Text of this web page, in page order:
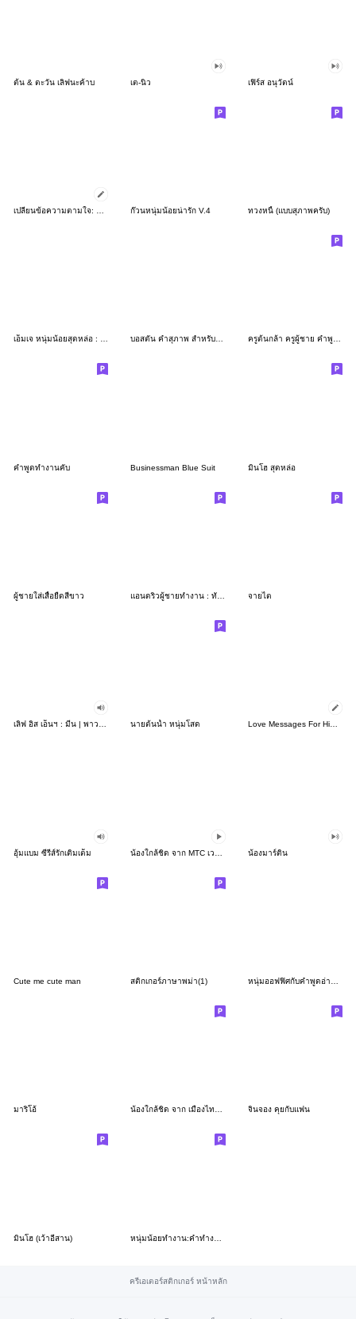
ต้น & ตะวัน เลิฟนะค้าบ เต-นิว เฟิร์ส อนุวัตน์
ก๊วนหนุ่มน้อยน่ารัก V.4 ทวงหนี้ (แบบสุภาพครับ)
เอ็มเจ หนุ่มน้อยสุดหล่อ : ทำงาน บอสตัน คำสุภาพ สำหรับผู้ชาย 3_49 ครูต้นกล้า ครูผู้ชาย คำพูดครูใช้บ่อย
คำพูดทำงานคับ Businessman Blue Suit มินโฮ สุดหล่อ
ผู้ชายใส่เสื้อยืดสีขาว จายไต
เลิฟ อิส เอ็นฯ : มีน | พาวเวอร์แบงค์ นายต้นน้ำ หนุ่มโสด Love Messages For Him(TH)
อุ้มแบม ซีรีส์รักเติมเต็ม น้องมาร์ติน
Cute me cute man สติกเกอร์ภาษาพม่า(1)
มาริโอ้ น้องใกล้ชิด จาก เมืองไทย แคปปิตอล จินจอง คุยกับแฟน
มินโฮ (เว้าอีสาน)
ครีเอเตอร์สติกเกอร์ หน้าหลัก